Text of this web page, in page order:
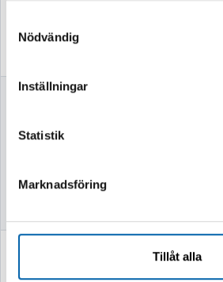
Nödvändig
Inställningar
Statistik
Marknadsföring
Tillåt alla
Finns i lager